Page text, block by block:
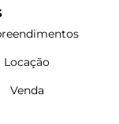
Locação
Venda